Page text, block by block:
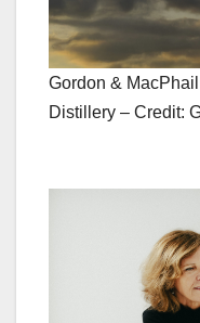
Gordon &
Distillery – Credit: